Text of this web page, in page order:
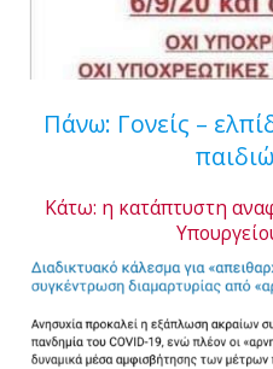
Πάνω: Γονείς –
Κάτω: η κατάπτυστη